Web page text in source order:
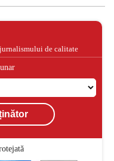
de calitate